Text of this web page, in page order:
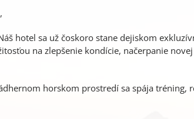
hotel sa už čoskoro stane dejiskom
na zlepšenie kondície, načerpanie
horskom prostredí sa spája tréning,